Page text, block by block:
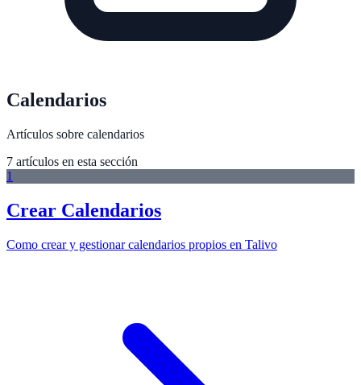
Calendarios
Artículos sobre calendarios
7 artículos en esta sección
1
Crear Calendarios
Como crear y gestionar calendarios propios en Talivo